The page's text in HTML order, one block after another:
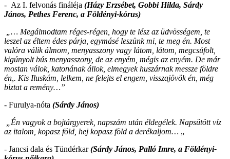
- Az I. felvonás fináléja (Házy Erzsébet, Gobbi Hilda, Sárdy
János, Pethes Ferenc, a Földényi-kórus)
„… Megálmodtam réges-régen, hogy te lész az üdvösségem, te
leszel az éltem édes párja, egymásé leszünk mi, te meg én. Most
valóra válik álmom, menyasszony vagy látom, látom, megcsúfolt,
kigúnyolt bús menyasszony, de az enyém, mégis az enyém. De már
mostan válok, katonának állok, elmegyek huszárnak messze földre
én,. Kis Iluskám, lelkem, ne felejts el engem, visszajövök én, még
biztat a remény…”
- Furulya-nóta (Sárdy János)
„Én vagyok a bojtárgyerek, napszám után éldegélek. Napsütött víz
az italom, kopasz föld, hej kopasz föld a derékaljom… „
- Jancsi dala és Tündérkar(Sárdy János, Palló Imre, a Földényi-